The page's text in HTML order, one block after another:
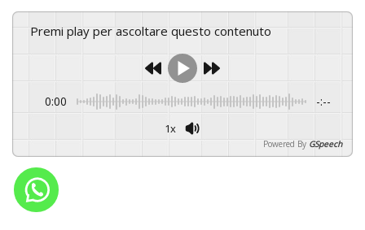
Premi play per ascoltare questo contenuto
0:00 -:--
1x
Powered By GSpeech